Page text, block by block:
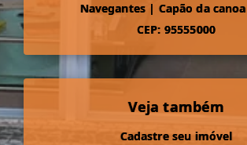
Navegantes | Capão da canoa
CEP: 95555000
Veja também
Cadastre seu imóvel